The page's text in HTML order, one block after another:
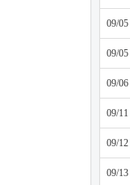
09/05
09/05
09/06
09/11
09/12
09/13